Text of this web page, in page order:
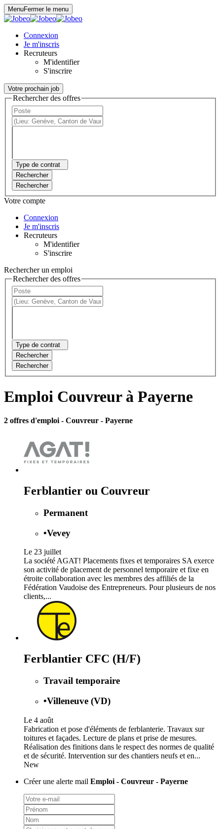
MenuFermer le menu
Connexion
Je m'inscris
Recruteurs
M'identifier
S'inscrire
Votre prochain job
Rechercher des offres
Type de contrat
Rechercher
Rechercher
Votre compte
Connexion
Je m'inscris
Recruteurs
M'identifier
S'inscrire
Rechercher un emploi
Rechercher des offres
Type de contrat
Rechercher
Rechercher
Emploi Couvreur à Payerne
2 offres d'emploi - Couvreur - Payerne
Ferblantier ou Couvreur
Permanent
•Vevey
Le 23 juillet
La société AGAT! Placements fixes et temporaires SA exerce
son activité de placement de personnel temporaire et fixe en
étroite collaboration avec les membres des affiliés de la
Fédération Vaudoise des Entrepreneurs. Pour plusieurs de nos
clients,...
Ferblantier CFC (H/F)
Travail temporaire
•Villeneuve (VD)
Le 4 août
Fabrication et pose d'éléments de ferblanterie. Travaux sur
toitures et façades. Lecture de plans et prise de mesures.
Réalisation des finitions dans le respect des normes de qualité
et de sécurité. Intervention sur des chantiers neufs et en...
New
Créer une alerte mail Emploi - Couvreur - Payerne
Panneau de gestion des cookies